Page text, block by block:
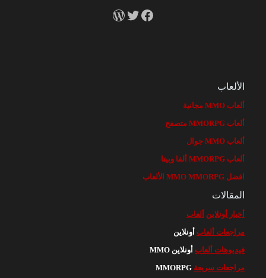
Facebook
X
RSS
الألعاب
ألعاب MMO مجانية
ألعاب MMORPG متصفح
ألعاب MMO جوال
ألعاب MMORPG ألفا وبيتا
افضل MMO MMORPG الألعاب
المقالات
أخبار أونلاين ألعاب
مراجعات ألعاب أونلاين
فيديوهات ألعاب أونلاين MMO
مراجعات سريعة